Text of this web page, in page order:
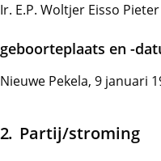
Ir. E.P. Woltjer Eisso
geboorteplaats en -
Nieuwe Pekela, 9 januari
Partij/stroming